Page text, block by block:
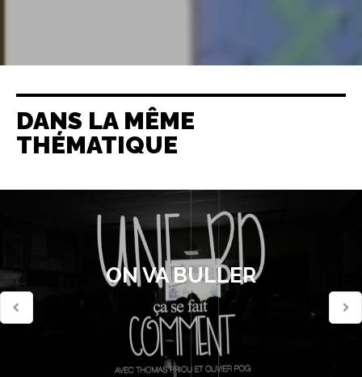
DANS LA MÊME
THÉMATIQUE
ON VA BULLER